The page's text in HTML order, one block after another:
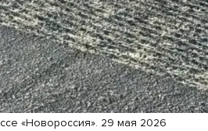
«Новороссия». 29 мая 2026